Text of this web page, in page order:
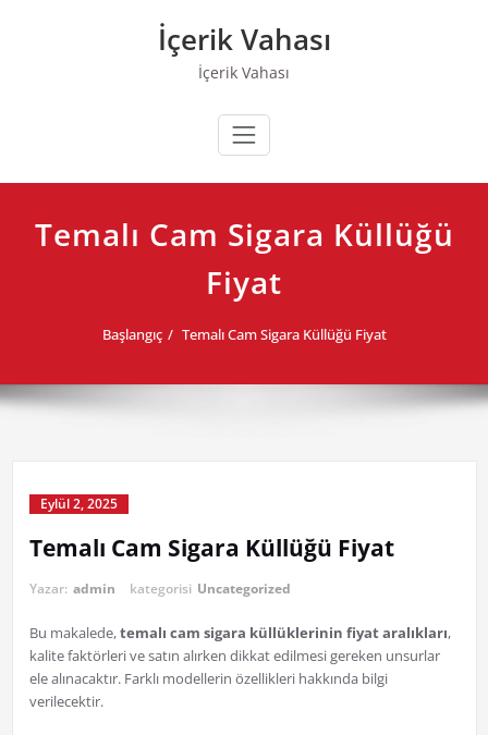
İçerik Vahası
İçerik Vahası
Temalı Cam Sigara Küllüğü
Fiyat
Başlangıç Temalı Cam Sigara Küllüğü Fiyat
Eylül 2, 2025
Temalı Cam Sigara Küllüğü Fiyat
Yazar: admin kategorisi Uncategorized
Bu makalede,temalı cam sigara küllüklerinin fiyat aralıkları,
kalite faktörleri ve satın alırken dikkat edilmesi gereken unsurlar
ele alınacaktır. Farklı modellerin özellikleri hakkında bilgi
verilecektir.